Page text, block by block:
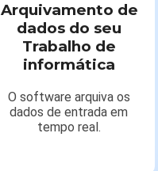
Arquivamento de
dados do seu
Trabalho de
informática
O software arquiva os
dados de entrada em
tempo real.